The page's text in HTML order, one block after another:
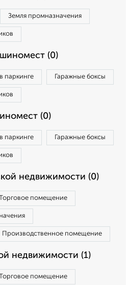
Земля промназначения
(0)
паркинге Гаражные боксы
(0)
паркинге Гаражные боксы
недвижимости (0)
помещение
Производственное помещение
недвижимости (1)
помещение